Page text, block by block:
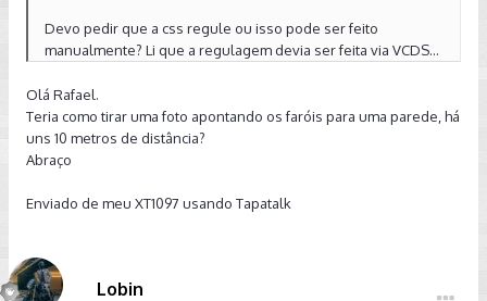
Devo pedir que a css regule ou isso pode ser feito
manualmente? Li que a regulagem devia ser feita via VCDS...
Olá Rafael.
Teria como tirar uma foto apontando os faróis para uma parede, há
uns 10 metros de distância?
Abraço
Enviado de meu XT1097 usando Tapatalk
Lobin